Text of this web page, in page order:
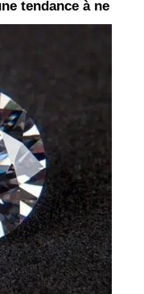
tendance à ne